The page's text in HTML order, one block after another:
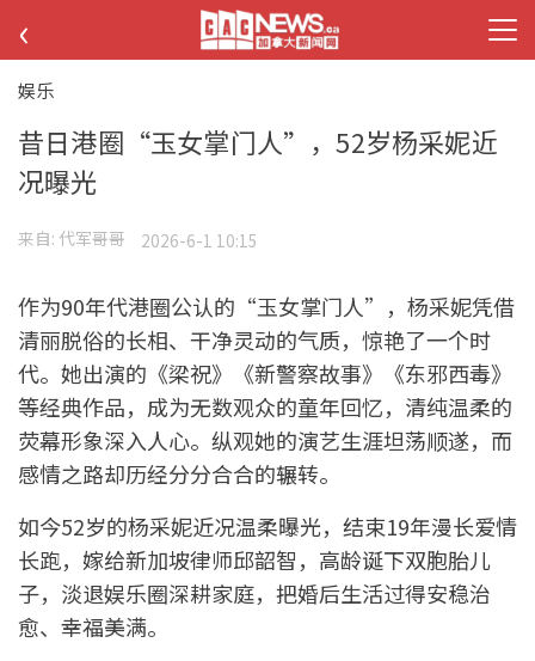
‹
娱乐
昔日港圈“玉女掌门人”，52岁杨采妮近
况曝光
来自: 代军哥哥 2026-6-1 10:15
作为90年代港圈公认的“玉女掌门人”，杨采妮凭借
清丽脱俗的长相、干净灵动的气质，惊艳了一个时
代。她出演的《梁祝》《新警察故事》《东邪西毒》
等经典作品，成为无数观众的童年回忆，清纯温柔的
荧幕形象深入人心。纵观她的演艺生涯坦荡顺遂，而
感情之路却历经分分合合的辗转。
如今52岁的杨采妮近况温柔曝光，结束19年漫长爱情
长跑，嫁给新加坡律师邱韶智，高龄诞下双胞胎儿
子，淡退娱乐圈深耕家庭，把婚后生活过得安稳治
愈、幸福美满。